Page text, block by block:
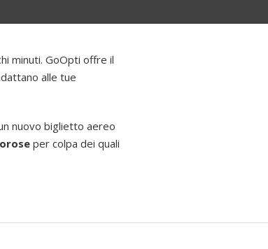
minuti. GoOpti offre il
alle tue
nuovo biglietto aereo
per colpa dei quali